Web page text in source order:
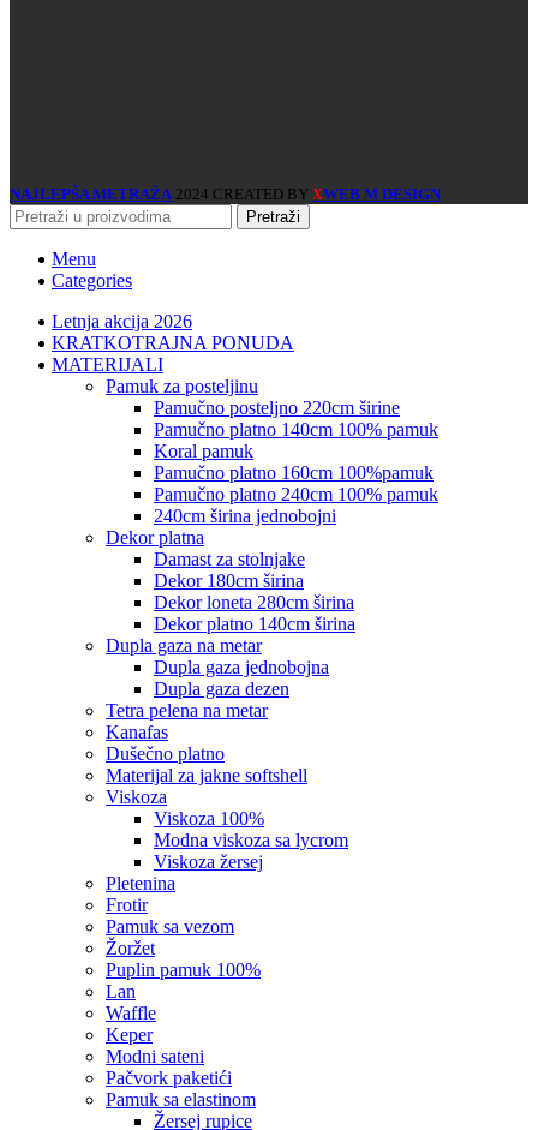
NAJLEPŠA METRAŽA 2024 CREATED BY XWEB M DESIGN
Pretraži
Menu
Categories
Letnja akcija 2026
KRATKOTRAJNA PONUDA
MATERIJALI
pamuk za posteljinu
pamučno posteljno 220cm širine
pamučno platno 140cm 100% pamuk
koral pamuk
pamučno platno 160cm 100%pamuk
pamučno platno 240cm 100% pamuk
240cm širina jednobojni
dekor platna
damast za stolnjake
dekor 180cm širina
dekor loneta 280cm širina
dekor platno 140cm širina
dupla gaza na metar
dupla gaza jednobojna
dupla gaza dezen
tetra pelena na metar
kanafas
dušečno platno
materijal za jakne softshell
viskoza
viskoza 100%
modna viskoza sa lycrom
viskoza žersej
pletenina
frotir
pamuk sa vezom
žoržet
puplin pamuk 100%
lan
waffle
keper
modni sateni
pačvork paketići
pamuk sa elastinom
žersej rupice